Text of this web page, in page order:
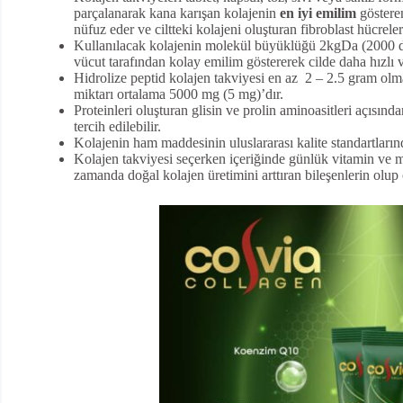
parçalanarak kana karışan kolajenin en iyi emilim
nüfuz eder ve ciltteki kolajeni oluşturan fibroblast
Kullanılacak kolajenin molekül büyüklüğü 2kgDa (2000
vücut tarafından kolay emilim göstererek cilde daha hızlı
Hidrolize peptid kolajen takviyesi en az 2 – 2.5 gram
miktarı ortalama 5000 mg (5 mg)’dır.
Proteinleri oluşturan glisin ve prolin aminoasitleri
tercih edilebilir.
Kolajenin ham maddesinin uluslararası kalite
Kolajen takviyesi seçerken içeriğinde günlük vitamin ve
zamanda doğal kolajen üretimini arttıran bileşenlerin olup